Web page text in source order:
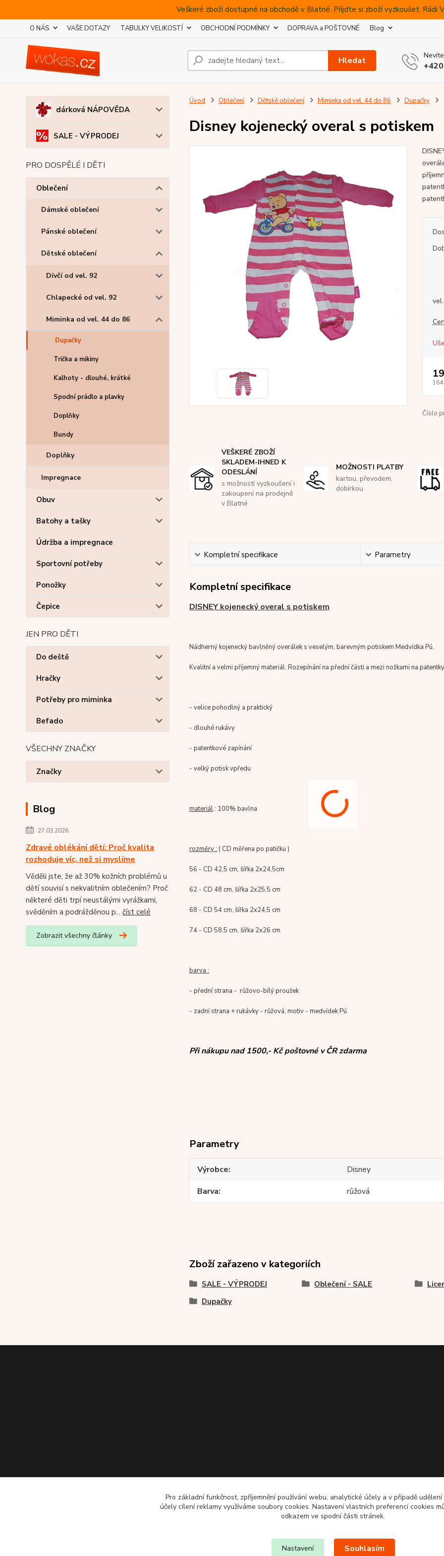
Veškeré zboží dostupné na obchodě v Blatné. Přijdte si zboží vyzkoušet. Rádi
O NÁS VAŠE DOTAZY TABULKY VELIKOSTÍ OBCHODNÍ PODMÍNKY DOPRAVA a POŠTOVNÉ Blog
Hledat
dárková NÁPOVĚDA
SALE - VÝPRODEJ
PRO DOSPĚLÉ I DĚTI
Oblečení
Dámské oblečení
Pánské oblečení
Dětské oblečení
Dívčí od vel. 92
Chlapecké od vel. 92
Miminka od vel. 44 do 86
Dupačky
Trička a mikiny
Kalhoty - dlouhé, krátké
Spodní prádlo a plavky
Doplňky
Bundy
Doplňky
Impregnace
Obuv
Batohy a tašky
Údržba a impregnace
Sportovní potřeby
Ponožky
Čepice
JEN PRO DĚTI
Do deště
Hračky
Potřeby pro miminka
Befado
VŠECHNY ZNAČKY
Značky
Blog
27.03.2026
Zdravé oblékání dětí: Proč kvalita
rozhoduje víc, než si myslíme
Věděli jste, že až 30% kožních problémů u
dětí souvisí s nekvalitním oblečením? Proč
některé děti trpí neustálými vyrážkami,
svěděním a podrážděnou p... číst celé
Zobrazit všechny články
Úvod Oblečení Dětské oblečení Miminka od vel. 44 do 86 Dupačky
Disney kojenecký overal s potiskem
164
Číslo
VEŠKERÉ ZBOŽÍ
SKLADEM-IHNED K
ODESLÁNÍ
s možností vyzkoušení i
zakoupení na prodejně
v Blatné
MOŽNOSTI PLATBY
kartou, převodem,
dobírkou
Kompletní specifikace Parametry
Kompletní specifikace
DISNEY kojenecký overal s potiskem
Nádherný kojenecký bavlněný overálek s veselým, barevným potiskem Medvídka Pú.
Kvalitní a velmi příjemný materiál. Rozepínání na přední části a mezi nožkami na
- velice pohodlný a praktický
- dlouhé rukávy
- patentkové zapínání
- velký potisk vpředu
materiál: 100% bavlna
rozměry : ( CD měřena po patičku )
56 - CD 42,5 cm, šířka 2x24,5cm
62 - CD 48 cm, šířka 2x25,5 cm
68 - CD 54 cm, šířka 2x24,5 cm
74 - CD 58,5 cm, šířka 2x26 cm
barva :
- přední strana - růžovo-bílý proužek
- zadní strana + rukávky - růžová, motiv - medvídek Pú
Při nákupu nad 1500,- Kč poštovné v ČR zdarma
Parametry
Výrobce
Disney
Barva
růžová
Zboží zařazeno v kategoriích
SALE - VÝPRODEJ Oblečení - SALE
Dupačky
Pro základní funkčnost, zpříjemnění používání webu, analytické účely a v případě
účely cílení reklamy využíváme soubory cookies. Nastavení vlastních preferencí cookies
odkazem ve spodní části stránek.
Nastavení Souhlasím